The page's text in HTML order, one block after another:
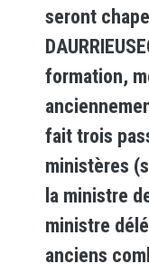
seront
formation,
fait trois
ministères
la ministre
ministre
anciens